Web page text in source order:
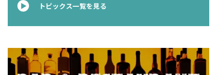
トピックス一覧を見る